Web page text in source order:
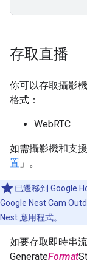
存取直播
你可以存取攝影
格式：
WebRTC
如需攝影機和支
置 」。
已遷移到 Google
Google Nest Cam
Nest 應用程式。
如要存取即時串
GenerateFormat